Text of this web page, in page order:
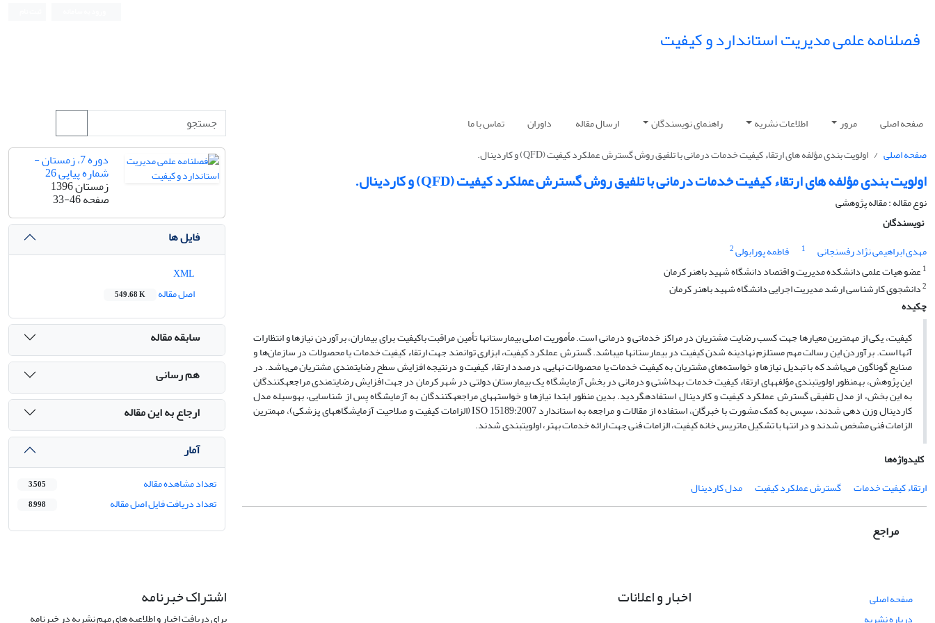
فصلنامه علمی مدیریت استاندارد و کیفیت
صفحه اصلی مرور اطلاعات نشریه راهنمای نویسندگان ارسال مقاله داوران
تماس با ما
صفحه اصلی
اولویت بندی مؤلفه ‏های ارتقاء کیفیت خدمات درمانی با تلفیق روش گسترش عملکرد کیفیت (QFD) و کاردینال.
اولویت بندی مؤلفه ‏های ارتقاء کیفیت خدمات درمانی با تلفیق روش گسترش عملکرد کیفیت (QFD) و کاردینال.
نوع مقاله : مقاله پژوهشی
نویسندگان
مهدی ابراهیمی نژاد رفسنجانی
1 فاطمه پورابولی2
1عضو هیات علمی دانشکده مدیریت و اقتصاد دانشگاه شهید باهنر کرمان
2دانشجوی کارشناسی ارشد مدیریت اجرایی دانشگاه شهید باهنر کرمان
چکیده
کیفیت، یکی از مهم‏ترین معیارها جهت کسب رضایت مشتریان در مراکز خدماتی و درمانی است. مأموریت اصلی بیمارستان‏ها تأمین مراقبت باکیفیت برای بیماران، برآوردن نیازها و انتظارات
آنها است. برآوردن این رسالت مهم مستلزم نهادینه ‏شدن کیفیت در بیمارستان‏ها می‏باشد. گسترش عملکرد کیفیت، ابزاری توانمند جهت ارتقاء کیفیت خدمات یا محصولات در سازمان‌ها و
صنایع گوناگون می‌باشد که با تبدیل نیازها و خواسته‌های مشتریان به کیفیت خدمات یا محصولات نهایی، درصدد ارتقاء کیفیت و درنتیجه افزایش سطح رضایت‏مندی مشتریان می‌باشد. در
این پژوهش، به‏منظور اولویت‏بندی مؤلفه‏های ارتقاء کیفیت خدمات بهداشتی و درمانی در بخش آزمایشگاه یک بیمارستان دولتی در شهر کرمان در جهت افزایش رضایت‏مندی مراجعه‏کنندگان
به این بخش، از مدل تلفیقی گسترش عملکرد کیفیت و کاردینال استفاده‏گردید. بدین منظور ابتدا نیازها و خواسته‏های مراجعه‏کنندگان به آزمایشگاه پس از شناسایی، به‏وسیله مدل
کاردینال وزن دهی شدند، سپس به کمک مشورت با خبرگان، استفاده از مقالات و مراجعه به استاندارد ISO 15189:2007 (الزامات کیفیت و صلاحیت آزمایشگاه‏های پزشکی)، مهم‏ترین
الزامات فنی مشخص ‏شدند و در انتها با تشکیل ماتریس خانه کیفیت، الزامات فنی جهت ارائه خدمات بهتر، اولویت‏بندی شدند.
کلیدواژه‌ها
ارتقاء کیفیت خدمات
گسترش عملکرد کیفیت مدل کاردینال
مراجع
دوره 7، زمستان -
شماره پیاپی 26
زمستان 1396
صفحه33-46
فایل ها
اصل مقاله
549.68 K
سابقه مقاله
هم رسانی
ارجاع به این مقاله
آمار
تعداد مشاهده مقاله 3,505
تعداد دریافت فایل اصل مقاله 8,998
صفحه اصلی
درباره نشریه
اخبار و اعلانات اشتراک خبرنامه
برای دریافت اخبار و اطلاعیه های مهم نشریه در خبرنامه